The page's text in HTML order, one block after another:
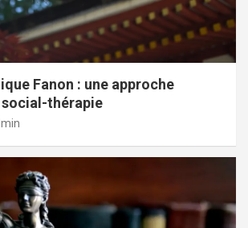
Fanon : une approche
thérapie